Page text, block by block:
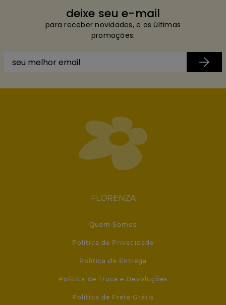
deixe seu e-mail
para receber novidades, e as últimas
promoções:
FLORENZA
Quem Somos
Política de Privacidade
Política de Entrega
Política de Troca e Devoluções
Política de Frete Grátis